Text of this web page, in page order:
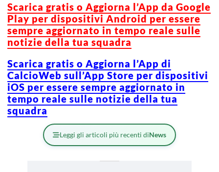
Scarica gratis o Aggiorna l’App da Google
Play per dispositivi Android per essere
sempre aggiornato in tempo reale sulle
notizie della tua squadra
Scarica gratis o Aggiorna l’App di
CalcioWeb sull’App Store per dispositivi
iOS per essere sempre aggiornato in
tempo reale sulle notizie della tua
squadra
Leggi gli articoli più recenti diNews